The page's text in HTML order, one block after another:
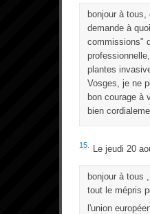
bonjour à
demande à
commissions"
plantes
Vosges, je ne
bon courage à
bien
15. Le jeudi 20
bonjour à tous
tout le mépris
l'union